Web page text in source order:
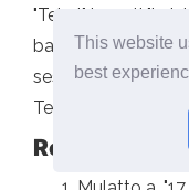
This website
best
"Tekol" berarti
bahwa ketika
sesuatu yang
Techolote, nasib
Referensi